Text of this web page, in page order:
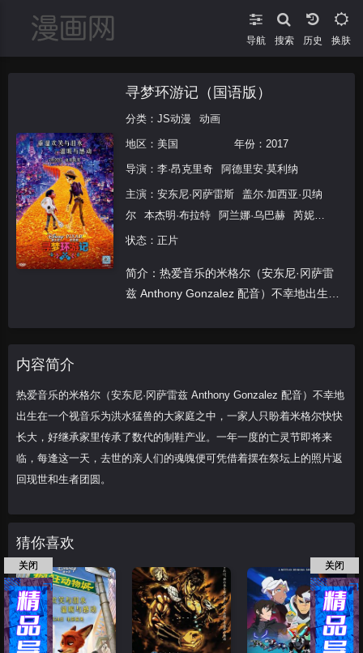
导航 搜索 换肤
寻梦环游记（国语版）
分类： JS动漫 动画
地区： 美国 年份： 2017
导演： 李·昂克里奇 阿德里安·莫利纳
主演： 安东尼·冈萨雷斯
盖尔·加西亚·贝纳
尔
本杰明·布拉特 阿兰娜·乌巴赫
芮妮·
维克托
杰米·卡米尔
隆巴多·博伊尔
安娜·奥菲丽亚·莫吉亚
娜塔丽·科尔多瓦
赛琳娜·露娜
爱德华·
梅迪纳
黛娅娜·欧特里
路易斯·瓦尔德斯
状态：正片
简介：热爱音乐的米格尔（安东尼·冈萨雷
兹 Anthony Gonzalez 配音）不幸地出生在
内容简介
热爱音乐的米格尔（安东尼·冈萨雷兹 Anthony Gonzalez 配音）不幸地
出生在一个视音乐为洪水猛兽的大家庭之中，一家人只盼着米格尔快快
长大，好继承家里传承了数代的制鞋产业。一年一度的亡灵节即将来
临，每逢这一天，去世的亲人们的魂魄便可凭借着摆在祭坛上的照片返
回现世和生者团圆。
猜你喜欢
关闭 关闭